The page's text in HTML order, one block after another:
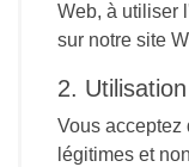
Web, à utiliser
sur notre site
2.
Vous acceptez
légitimes et